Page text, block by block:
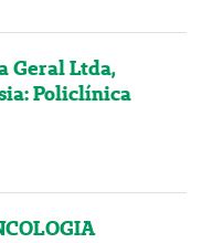
Geral Ltda,
Policlínica